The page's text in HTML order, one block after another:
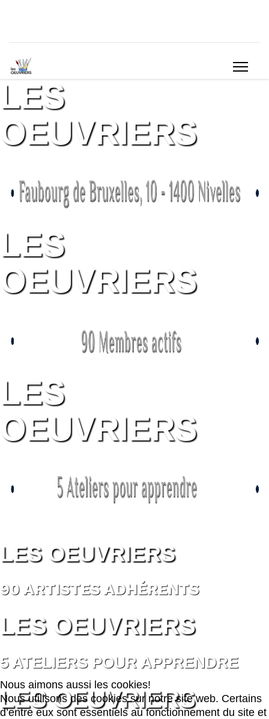
LES
OEUVRIERS
LES
OEUVRIERS
LES
OEUVRIERS
LES OEUVRIERS
90 ARTISTES ADHÉRENTS
LES OEUVRIERS
5 ATELIERS POUR APPRENDRE
LES OEUVRIERS
Nous aimons aussi les cookies!
Nous utilisons des cookies sur notre site web. Certains
d’entre eux sont essentiels au fonctionnement du site et